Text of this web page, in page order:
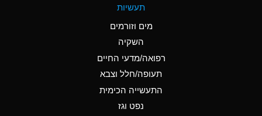
Ammonium Hydroxide
D
Ammonium Nitrate
תעשיות
מים וזורמים
השקיה
רפואה/מדעי החיים
תעופה/חלל וצבא
התעשייה הכימית
נפט וגז